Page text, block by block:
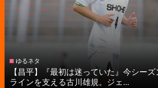
ゆるネタ
【昌平】『最初は迷っていた』今シー
ラインを支える古川雄規。ジェ...